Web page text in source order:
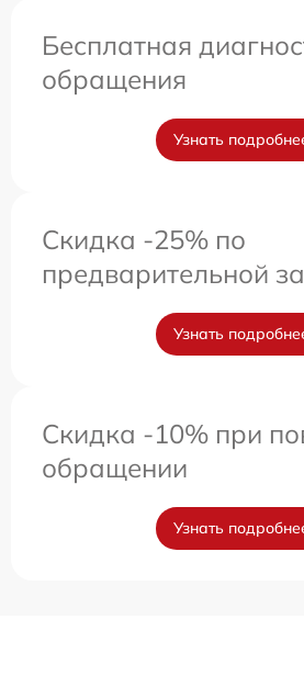
Бесплатная
обращения
Узнать
Скидка -25% по
предварительной
Узнать
Скидка -10% при
обращении
Узнать